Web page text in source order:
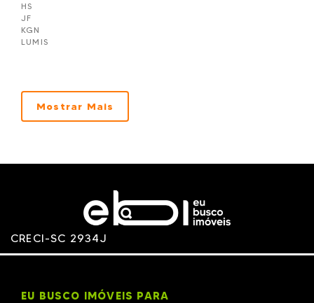
HS
JF
KGN
LUMIS
Pasqualotto
PIEMONTE
PROCAVE
RVJ
Mostrar Mais
CRECI-SC 2934J
EU BUSCO IMÓVEIS PARA